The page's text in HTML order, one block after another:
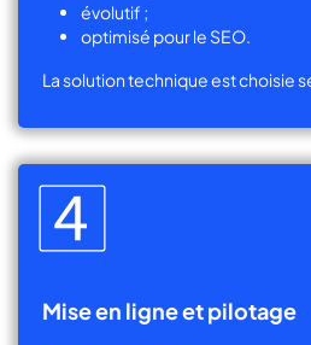
évolutif ;
optimisé pour le SEO.
La solution technique est choisie
Mise en ligne et pilotage